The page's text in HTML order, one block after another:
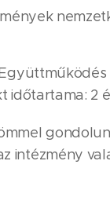
időtartama: 2
intézmény